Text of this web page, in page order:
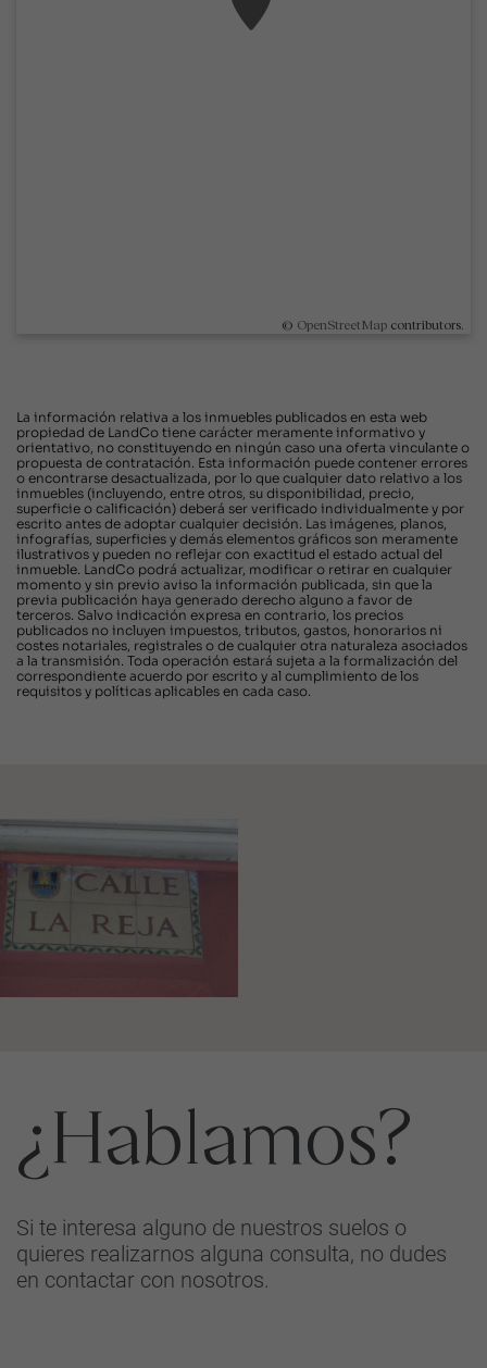
© OpenStreetMap contributors.
La información relativa a los inmuebles publicados en esta web
propiedad de LandCo tiene carácter meramente informativo y
orientativo, no constituyendo en ningún caso una oferta vinculante o
propuesta de contratación. Esta información puede contener errores
o encontrarse desactualizada, por lo que cualquier dato relativo a los
inmuebles (incluyendo, entre otros, su disponibilidad, precio,
superficie o calificación) deberá ser verificado individualmente y por
escrito antes de adoptar cualquier decisión. Las imágenes, planos,
infografías, superficies y demás elementos gráficos son meramente
ilustrativos y pueden no reflejar con exactitud el estado actual del
inmueble. LandCo podrá actualizar, modificar o retirar en cualquier
momento y sin previo aviso la información publicada, sin que la
previa publicación haya generado derecho alguno a favor de
terceros. Salvo indicación expresa en contrario, los precios
publicados no incluyen impuestos, tributos, gastos, honorarios ni
costes notariales, registrales o de cualquier otra naturaleza asociados
a la transmisión. Toda operación estará sujeta a la formalización del
correspondiente acuerdo por escrito y al cumplimiento de los
requisitos y políticas aplicables en cada caso.
¿Hablamos?
Si te interesa alguno de nuestros suelos o
quieres realizarnos alguna consulta, no dudes
en contactar con nosotros.